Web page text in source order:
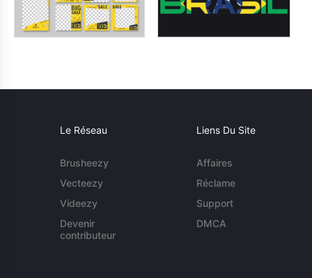
Le Réseau
Brusheezy
Vecteezy
Videezy
Devenir
contributeur
Liens Du Site
Affaires
Réclame
Support
DMCA